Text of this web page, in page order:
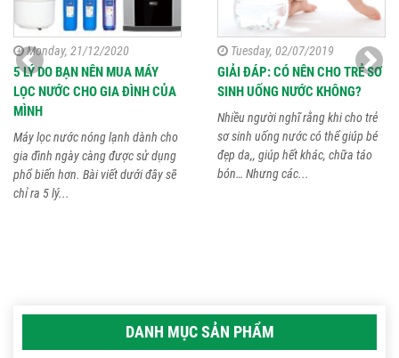
Monday, 21/12/2020
5 LÝ DO BẠN NÊN MUA MÁY
LỌC NƯỚC CHO GIA ĐÌNH CỦA
MÌNH
Máy lọc nước nóng lạnh dành cho
gia đình ngày càng được sử dụng
phổ biến hơn. Bài viết dưới đây sẽ
chỉ ra 5 lý...
Tuesday, 02/07/2019
GIẢI ĐÁP: CÓ NÊN CHO TRẺ SƠ
SINH UỐNG NƯỚC KHÔNG?
Nhiều người nghĩ rằng khi cho trẻ
sơ sinh uống nước có thể giúp bé
đẹp da,, giúp hết khác, chữa táo
bón… Nhưng các...
DANH MỤC SẢN PHẨM